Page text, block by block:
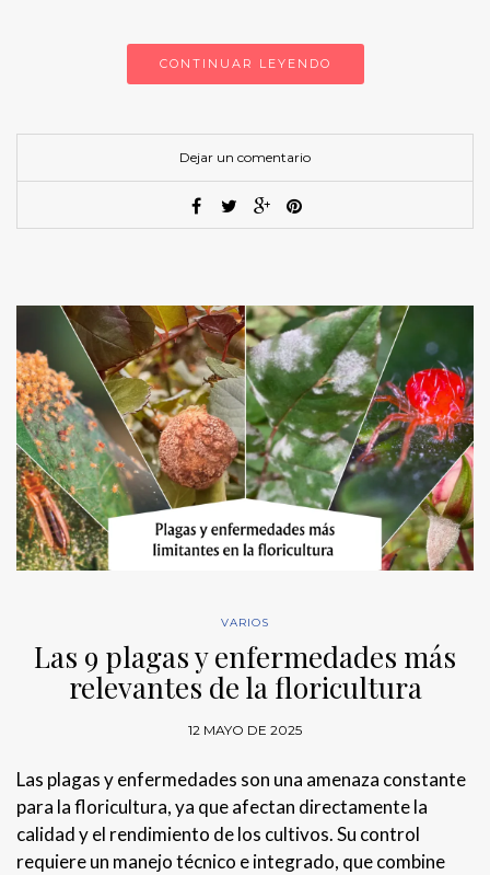
CONTINUAR LEYENDO
Dejar un comentario
VARIOS
Las 9 plagas y enfermedades más
relevantes de la floricultura
12 MAYO DE 2025
Las plagas y enfermedades son una amenaza constante
para la floricultura, ya que afectan directamente la
calidad y el rendimiento de los cultivos. Su control
requiere un manejo técnico e integrado, que combine